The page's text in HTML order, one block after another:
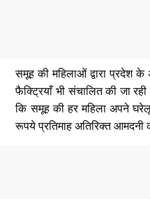
समूह की महिलाओं द्वारा प्रदेश
फैक्ट्रियाँ भी संचालित की जा
कि समूह की हर महिला अपने
रूपये प्रतिमाह अतिरिक्त